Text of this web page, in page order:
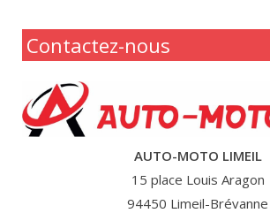
Contactez-nous
AUTO-MOTO LIMEIL
15 place Louis Aragon
94450 Limeil-Brévanne